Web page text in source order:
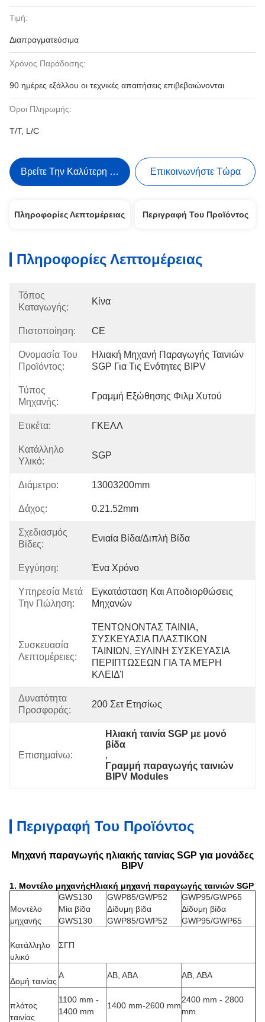
Τιμή:
Διαπραγματεύσιμα
Χρόνος Παράδοσης:
90 ημέρες εξάλλου οι τεχνικές απαιτήσεις επιβεβαιώνονται
Όροι Πληρωμής:
T/T, L/C
Βρείτε Την Καλύτερη Τιμή Επικοινωνήστε Τώρα
Πληροφορίες Λεπτομέρειας Περιγραφή Του Προϊόντος
Πληροφορίες Λεπτομέρειας
Τόπος
Καταγωγής:
Κίνα
Πιστοποίηση: CE
Ονομασία Του
Προϊόντος:
Ηλιακή Μηχανή Παραγωγής Ταινιών
SGP Για Τις Ενότητες BIPV
Τύπος
Μηχανής:
Γραμμή Εξώθησης Φιλμ Χυτού
Ετικέτα: ΓΚΕΛΛ
Κατάλληλο
Υλικό:
SGP
Διάμετρο: 13003200mm
Δάχος: 0.21.52mm
Σχεδιασμός
Βίδες:
Ενιαία Βίδα/διπλή Βίδα
Εγγύηση: Ένα Χρόνο
Υπηρεσία Μετά
Την Πώληση:
Εγκατάσταση Και Αποδιορθώσεις
Μηχανών
Συσκευασία
Λεπτομέρειες:
ΤΕΝΤΩΝΟΝΤΑΣ ΤΑΙΝΙΑ,
ΣΥΣΚΕΥΑΣΙΑ ΠΛΑΣΤΙΚΩΝ
ΤΑΙΝΙΩΝ, ΞΥΛΙΝΗ ΣΥΣΚΕΥΑΣΙΑ
ΠΕΡΙΠΤΩΣΕΩΝ ΓΙΑ ΤΑ ΜΈΡΗ
ΚΛΕΙΔΊ
Δυνατότητα
Προσφοράς:
200 Σετ Ετησίως
Επισημαίνω:
Ηλιακή ταινία SGP με μονό
βίδα
,
Γραμμή παραγωγής ταινιών
BIPV Modules
Περιγραφή Του Προϊόντος
Μηχανή παραγωγής ηλιακής ταινίας SGP για μονάδες
BIPV
1. Μοντέλο μηχανήςΗλιακή μηχανή παραγωγής ταινιών SGP
Μοντέλο
μηχανής
GWS130
Μία βίδα
GWS130
GWP85/GWP52
Δίδυμη βίδα
GWP85/GWP52
GWP95/GWP65
Δίδυμη βίδα
GWP95/GWP65
Κατάλληλο
υλικό
ΣΓΠ
Δομή ταινίας
Α ΑΒ, ΑΒΑ ΑΒ, ΑΒΑ
πλάτος
ταινίας
1100 mm -
1400 mm
1400 mm-2600 mm
2400 mm - 2800
mm